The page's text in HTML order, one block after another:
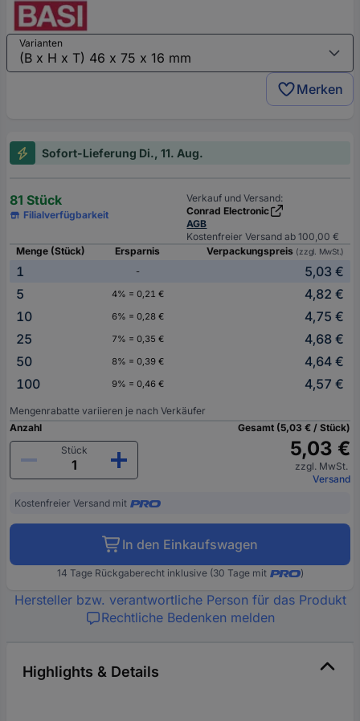
Varianten
Merken
Sofort-Lieferung Di., 11. Aug.
81 Stück
Filialverfügbarkeit
Verkauf und Versand:
Conrad Electronic
AGB
Kostenfreier Versand ab 100,00 €
Menge (Stück)
Ersparnis Verpackungspreis (zzgl. MwSt.)
1 -
5,03 €
5
4% = 0,21 €
4,82 €
10
6% = 0,28 €
4,75 €
25
7% = 0,35 €
4,68 €
50
8% = 0,39 €
4,64 €
100
9% = 0,46 € 4,57 €
Mengenrabatte variieren je nach Verkäufer
Anzahl
Stück
Gesamt (5,03 € / Stück)
5,03 €
zzgl. MwSt.
Versand
Kostenfreier Versand mit
In den Einkaufswagen
14 Tage Rückgaberecht inklusive (30 Tage mit )
Hersteller bzw. verantwortliche Person für das Produkt
Rechtliche Bedenken melden
Highlights & Details